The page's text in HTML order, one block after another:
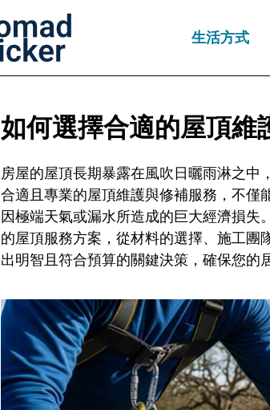
生活方式
如何選擇合適的屋頂維
房屋的屋頂長期暴露在風吹日曬雨淋之
合適且專業的屋頂維護與修補服務，不僅
因極端天氣或漏水所造成的巨大經濟損
的屋頂服務方案，從材料的選擇、施工
出明智且符合預算的關鍵決策，確保您的